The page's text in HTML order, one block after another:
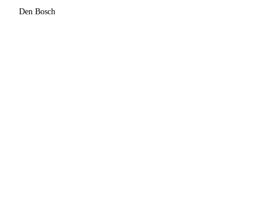
Den Bosch